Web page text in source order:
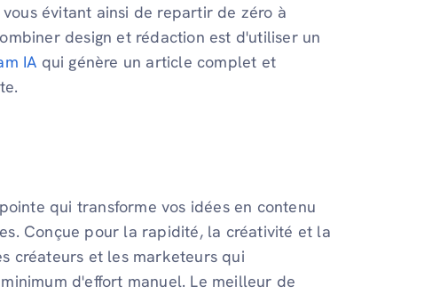
évitant ainsi de repartir de zéro à
design et rédaction est d'utiliser un
IA qui génère un article complet et
qui transforme vos idées en contenu
Conçue pour la rapidité, la créativité et la
créateurs et les marketeurs qui
d'effort manuel. Le meilleur de